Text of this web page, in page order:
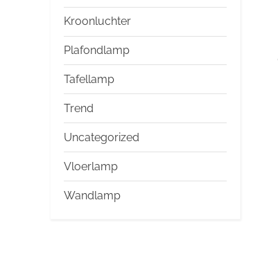
Kroonluchter
Plafondlamp
Tafellamp
Trend
Uncategorized
Vloerlamp
Wandlamp